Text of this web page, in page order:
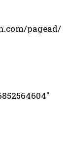
pagead/